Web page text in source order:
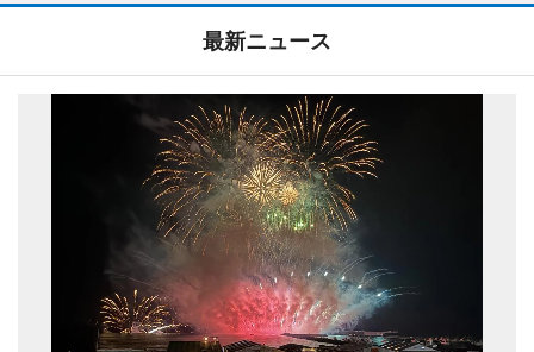
最新ニュース